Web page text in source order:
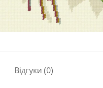
Відгуки (0)